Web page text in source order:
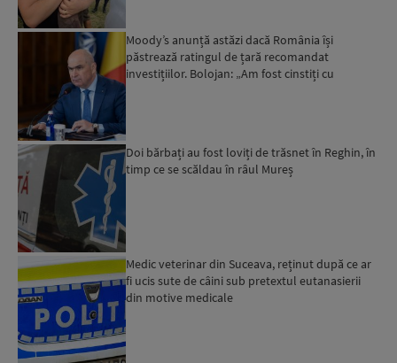
Moody’s anunță astăzi dacă România își
păstrează ratingul de țară recomandat
investițiilor. Bolojan: „Am fost cinstiți cu
Doi bărbați au fost loviți de trăsnet în Reghin, în
timp ce se scăldau în râul Mureș
Medic veterinar din Suceava, reținut după ce ar
fi ucis sute de câini sub pretextul eutanasierii
din motive medicale